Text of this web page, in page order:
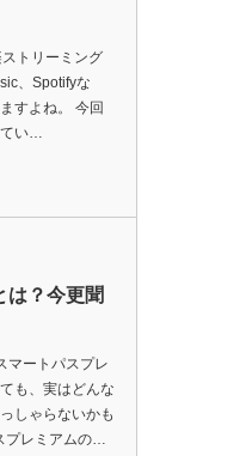
トリーミング
、Spotifyな
すよね。 今回
てい…
は？今更聞
マートパスプレ
も、実はどんな
しゃらないかも
プレミアムの…